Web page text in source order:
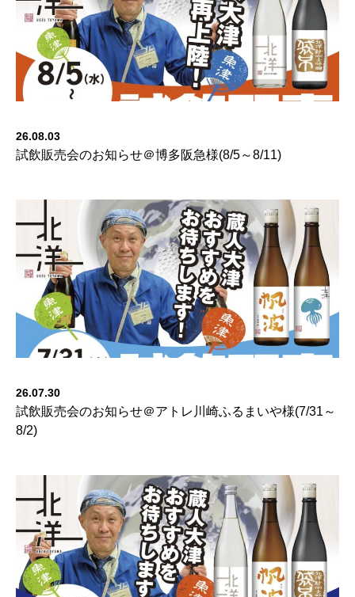
26.08.03
試飲販売会のお知らせ＠博多阪急様(8/5～8/11)
26.07.30
試飲販売会のお知らせ＠アトレ川崎ふるまいや様(7/31～
8/2)